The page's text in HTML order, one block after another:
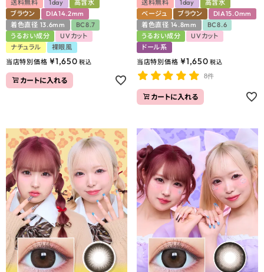
送料無料 1day
高含水
ブラウン
DIA14.2mm
着色直径 13.6mm
BC8.7
うるおい成分
UVカット
ナチュラル
裸眼風
当店特別価格 ¥1,650 税込
カートに入れる
送料無料 1day
高含水
ベージュ
ブラウン
DIA15.0mm
着色直径 14.8mm
BC8.6
うるおい成分
UVカット
ドール系
当店特別価格 ¥1,650 税込
8件
カートに入れる